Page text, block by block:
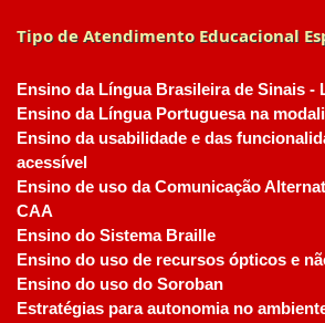
Tipo de Atendimento Educacional
Ensino da Língua Brasileira de Sinais -
Ensino da Língua Portuguesa na
Ensino da usabilidade e das
acessível
Ensino de uso da Comunicação
CAA
Ensino do Sistema Braille
Ensino do uso de recursos ópticos e
Ensino do uso do Soroban
Estratégias para autonomia no